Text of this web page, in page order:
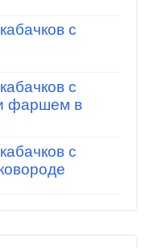
с
с
фаршем в
с